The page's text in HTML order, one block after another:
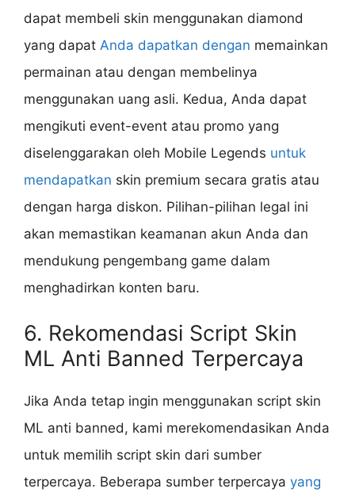
dapat membeli skin menggunakan diamond
yang dapat Anda dapatkan dengan memainkan
permainan atau dengan membelinya
menggunakan uang asli. Kedua, Anda dapat
mengikuti event-event atau promo yang
diselenggarakan oleh Mobile Legends untuk
mendapatkan skin premium secara gratis atau
dengan harga diskon. Pilihan-pilihan legal ini
akan memastikan keamanan akun Anda dan
mendukung pengembang game dalam
menghadirkan konten baru.
6. Rekomendasi Script Skin
ML Anti Banned Terpercaya
Jika Anda tetap ingin menggunakan script skin
ML anti banned, kami merekomendasikan Anda
untuk memilih script skin dari sumber
terpercaya. Beberapa sumber terpercaya yang